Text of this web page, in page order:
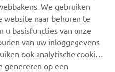
1/31
We gebruiken
website naar behoren te
u basisfuncties van onze
van uw inloggegevens
ook analytische cookies
genereren op een